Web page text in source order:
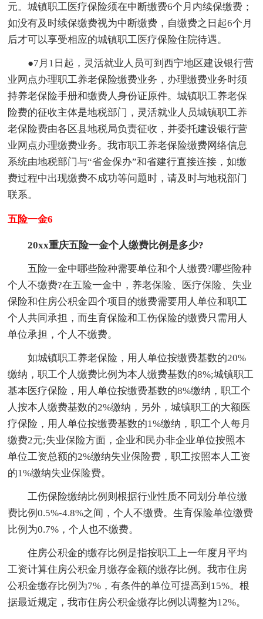
元。城镇职工医疗保险须在中断缴费6个月内续保缴费；
如没有及时续保缴费视为中断缴费，自缴费之日起6个月
后才可以享受相应的城镇职工医疗保险住院待遇。
●7月1日起，灵活就业人员可到西宁地区建设银行营
业网点办理职工养老保险缴费业务，办理缴费业务时须
持养老保险手册和缴费人身份证原件。城镇职工养老保
险费的征收主体是地税部门，灵活就业人员城镇职工养
老保险费由各区县地税局负责征收，并委托建设银行营
业网点办理缴费业务。我市职工养老保险缴费网络信息
系统由地税部门与“省金保办”和省建行直接连接，如缴
费过程中出现缴费不成功等问题时，请及时与地税部门
联系。
五险一金6
20xx重庆五险一金个人缴费比例是多少?
五险一金中哪些险种需要单位和个人缴费?哪些险种
个人不缴费?在五险一金中，养老保险、医疗保险、失业
保险和住房公积金四个项目的缴费需要用人单位和职工
个人共同承担，而生育保险和工伤保险的缴费只需用人
单位承担，个人不缴费。
如城镇职工养老保险，用人单位按缴费基数的20%
缴纳，职工个人缴费比例为本人缴费基数的8%;城镇职工
基本医疗保险，用人单位按缴费基数的8%缴纳，职工个
人按本人缴费基数的2%缴纳，另外，城镇职工的大额医
疗保险，用人单位按缴费基数的1%缴纳，职工个人每月
缴费2元;失业保险方面，企业和民办非企业单位按照本
单位工资总额的2%缴纳失业保险费，职工按照本人工资
的1%缴纳失业保险费。
工伤保险缴纳比例则根据行业性质不同划分单位缴
费比例0.5%-4.8%之间，个人不缴费。生育保险单位缴费
比例为0.7%，个人也不缴费。
住房公积金的缴存比例是指按职工上一年度月平均
工资计算住房公积金月缴存金额的缴存比例。我市住房
公积金缴存比例为7%，有条件的单位可提高到15%。根
据最近规定，我市住房公积金缴存比例以调整为12%。